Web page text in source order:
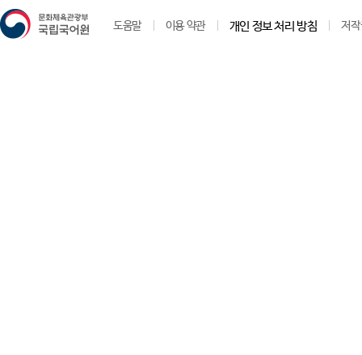
도움말 이용 약관 개인 정보 처리 방침 저